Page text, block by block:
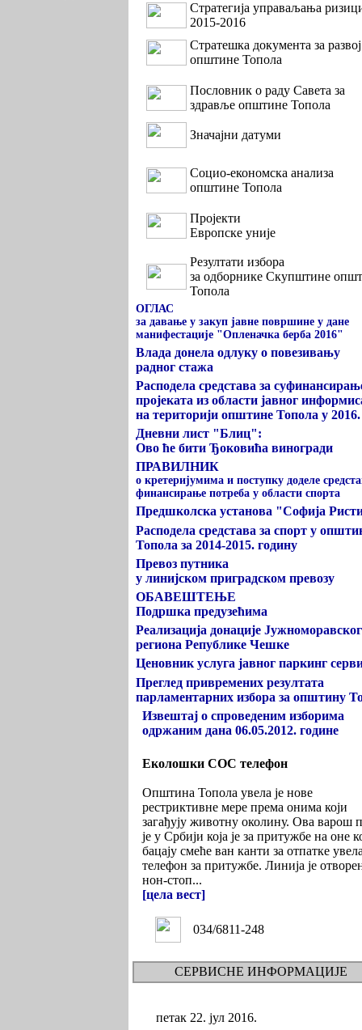
Стратегијa управаљања
2015-2016
Стратешка документа за развој
општине Топола
Пословник о раду Савета за
здравље општине Топола
Значајни датуми
Социо-економска анализа
општине Топола
Пројекти
Eвропске уније
Резултати избора
за одборнике Скупштине
Топола
ОГЛАС
за давање у закуп јавне површине у дане
манифестације "Опленачка берба 2016"
Влада донела одлуку о повезивању
радног стажа
Расподела средстава за
пројеката из области јавног
на територији општине Топола у 2016.
Дневни лист "Блиц":
Ово ће бити Ђоковића виногради
ПРАВИЛНИК
о кретеријумима и поступку доделе
финансирање потреба у области спорта
Предшколска установа "Софија
Расподела средстава за спорт у
Топола за 2014-2015. годину
Превоз путника
у линијском приградском превозу
ОБАВЕШТЕЊЕ
Подршка предузећима
Реализација донације Јужноморавског
региона Републике Чешке
Ценовник услуга јавног паркинг
Преглед привремених резултата
парламентарних избора за општину
Извештај о спроведеним изборима
одржаним дана 06.05.2012. године
Еколошки СОС телефон
Општина Топола увела је нове
рестриктивне мере према онима који
загађују животну околину. Ова варош
је у Србији која је за притужбе на оне
бацају смеће ван канти за отпатке
телефон за притужбе. Линија је
нон-стоп...
[цела вест]
034/6811-248
СЕРВИСНЕ ИНФОРМАЦИЈЕ
петак 22. јул 2016.